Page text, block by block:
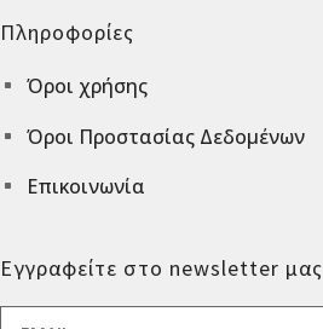
Πληροφορίες
^ Όροι χρήσης
^ Όροι Προστασίας Δεδομένων
^ Επικοινωνία
Εγγραφείτε στο newsletter μας